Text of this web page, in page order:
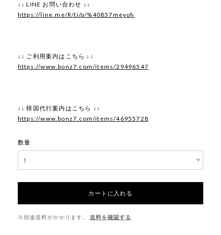
↓↓ LINE お問い合わせ ↓↓
https://line.me/R/ti/p/%40857meyoh
↓↓ ご利用案内はこちら ↓↓
https://www.bonz7.com/items/29496547
↓↓ 韓国代行案内はこちら ↓↓
https://www.bonz7.com/items/46955728
数量
カートに入れる
※別途送料がかかります。 送料を確認する